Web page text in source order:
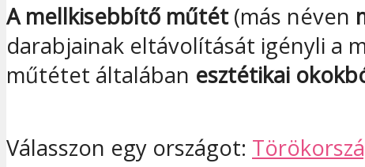
A mellkisebbítő műtét(más néven
darabjainak eltávolítását igényli a
műtétet általában esztétikai
Válasszon egy országot: